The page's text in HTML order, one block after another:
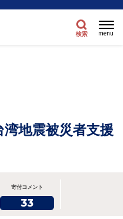
検索 menu
湾地震被災者支援
寄付コメント
33